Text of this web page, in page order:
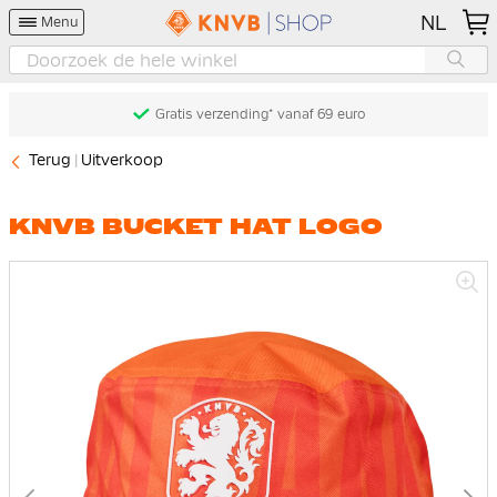
Menu NL
Gratis verzending* vanaf 69 euro
Terug Uitverkoop
KNVB BUCKET HAT LOGO